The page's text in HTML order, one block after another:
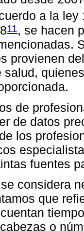
a la
11, se hacen
provienen
salud,
de
de datos
los
fuentes
considera
que
o